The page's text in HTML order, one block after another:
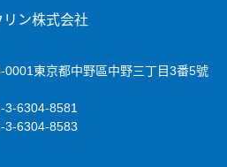
リン株式会社
0001東京都中野區中野三丁目3番5號
3-6304-8581
3-6304-8583